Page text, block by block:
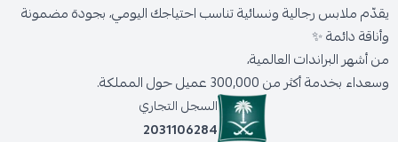
يقدّم ملابس رجالية ونسائية تناسب احتياجك اليومي، بجودة مضمونة
وأناقة دائمة ✨
من أشهر البراندات العالمية،
وسعداء بخدمة أكثر من 300,000 عميل حول المملكة.
السجل التجاري
2031106284